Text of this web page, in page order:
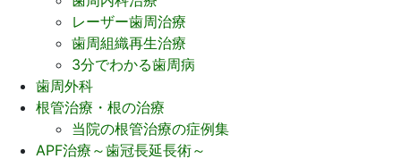
レーザー歯周治療
歯周組織再生治療
3分でわかる歯周病
歯周外科
根管治療・根の治療
当院の根管治療の症例集
APF治療～歯冠長延長術～